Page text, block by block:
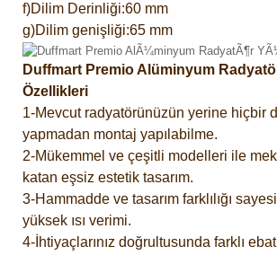
f)Dilim Derinliği:60 mm
g)Dilim genişliği:65 mm
Duffmart Premio Alüminyum
Özellikleri
1-Mevcut radyatörünüzün yerine hiçbir
yapmadan montaj yapılabilme.
2-Mükemmel ve çeşitli modelleri ile
katan eşsiz estetik tasarım.
3-Hammadde ve tasarım farklılığı
yüksek ısı verimi.
4-İhtiyaçlarınız doğrultusunda farklı